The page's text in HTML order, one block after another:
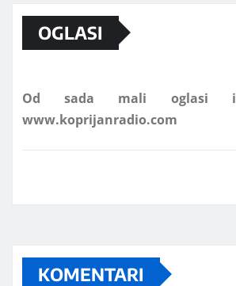
OGLASI
KOMENTARI